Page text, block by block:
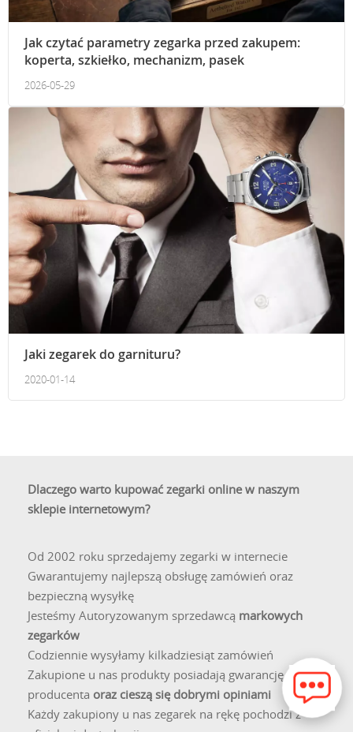
Jak czytać parametry zegarka przed zakupem:
koperta, szkiełko, mechanizm, pasek
2026-05-29
Jaki zegarek do garnituru?
2020-01-14
Dlaczego warto kupować zegarki online w naszym
sklepie internetowym?
Od 2002 roku sprzedajemy zegarki w internecie
Gwarantujemy najlepszą obsługę zamówień oraz
bezpieczną wysyłkę
Jesteśmy Autoryzowanym sprzedawcą markowych
zegarków
Codziennie wysyłamy kilkadziesiąt zamówień
Zakupione u nas produkty posiadają gwarancję
producenta oraz cieszą się dobrymi opiniami
Każdy zakupiony u nas zegarek na rękę pochodzi z